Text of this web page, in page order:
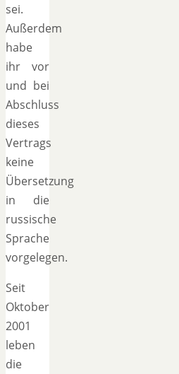
sei.
Außerdem
habe
ihr vor
und bei
Abschluss
dieses
Vertrags
keine
Übersetzung
in die
russische
Sprache
vorgelegen.
Seit
Oktober
2001
leben
die